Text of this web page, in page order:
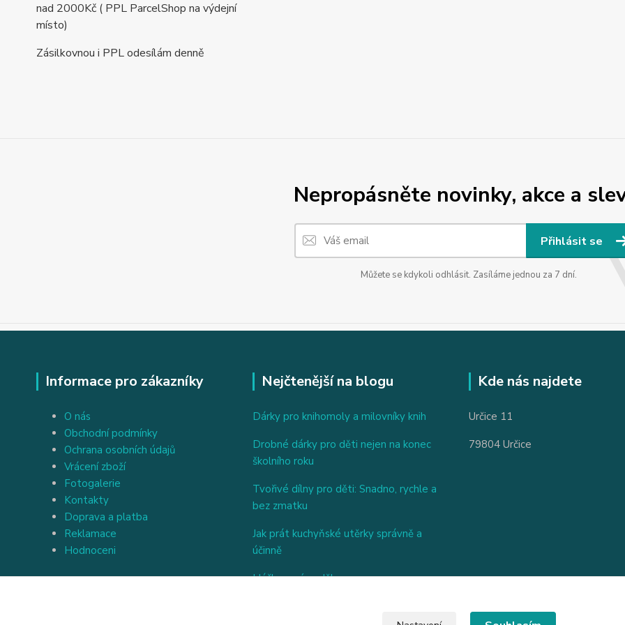
nad 2000Kč ( PPL ParcelShop na výdejní
místo)
Zásilkovnou i PPL odesílám denně
Nepropásněte novinky, akce a
Přihlásit se
Můžete se kdykoli odhlásit. Zasíláme jednou za 7 dní.
Informace pro zákazníky
O nás
Obchodní podmínky
Ochrana osobních údajů
Vrácení zboží
Fotogalerie
Kontakty
Doprava a platba
Reklamace
Hodnoceni
Nejčtenější na blogu
Dárky pro knihomoly a milovníky knih
Drobné dárky pro děti nejen na konec
školního roku
Tvořivé dílny pro děti: Snadno, rychle a
bez zmatku
Jak prát kuchyňské utěrky správně a
účinně
Háčkovaný anděl
Kde nás najdete
Určice 11
79804 Určice